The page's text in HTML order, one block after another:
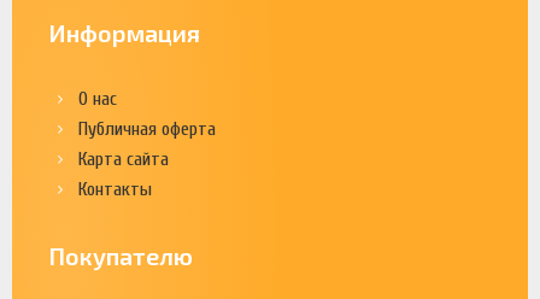
Информация
О нас
Публичная оферта
Карта сайта
Контакты
Покупателю